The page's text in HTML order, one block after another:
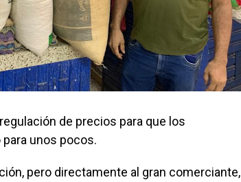
de precios para que los
unos pocos.
pero directamente al gran comerciante,